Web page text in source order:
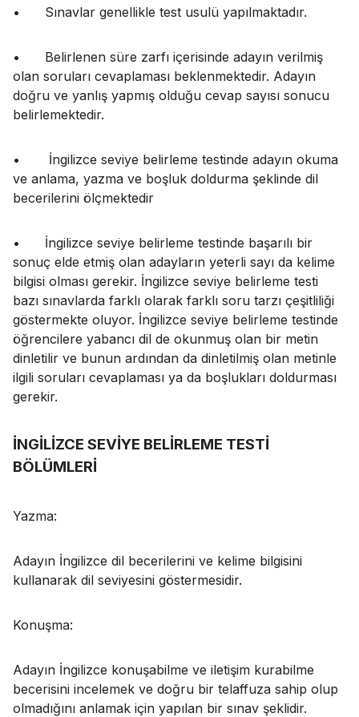
• Sınavlar genellikle test usulü yapılmaktadır.
•
Belirlenen süre zarfı içerisinde adayın verilmiş
olan soruları cevaplaması beklenmektedir. Adayın
doğru ve yanlış yapmış olduğu cevap sayısı sonucu
belirlemektedir.
•
İngilizce seviye belirleme testinde adayın okuma
ve anlama, yazma ve boşluk doldurma şeklinde dil
becerilerini ölçmektedir
•
İngilizce seviye belirleme testinde başarılı bir
sonuç elde etmiş olan adayların yeterli sayı da kelime
bilgisi olması gerekir. İngilizce seviye belirleme testi
bazı sınavlarda farklı olarak farklı soru tarzı çeşitliliği
göstermekte oluyor. İngilizce seviye belirleme testinde
öğrencilere yabancı dil de okunmuş olan bir metin
dinletilir ve bunun ardından da dinletilmiş olan metinle
ilgili soruları cevaplaması ya da boşlukları doldurması
gerekir.
İNGİLİZCE SEVİYE BELİRLEME TESTİ
BÖLÜMLERİ
Yazma:
Adayın İngilizce dil becerilerini ve kelime bilgisini
kullanarak dil seviyesini göstermesidir.
Konuşma:
Adayın İngilizce konuşabilme ve iletişim kurabilme
becerisini incelemek ve doğru bir telaffuza sahip olup
olmadığını anlamak için yapılan bir sınav şeklidir.